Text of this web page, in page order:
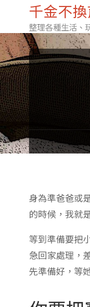
千金不
整理各種生活、
身為準爸爸或
的時候，我就
等到準備要把
急回家處理，
先準備好，等